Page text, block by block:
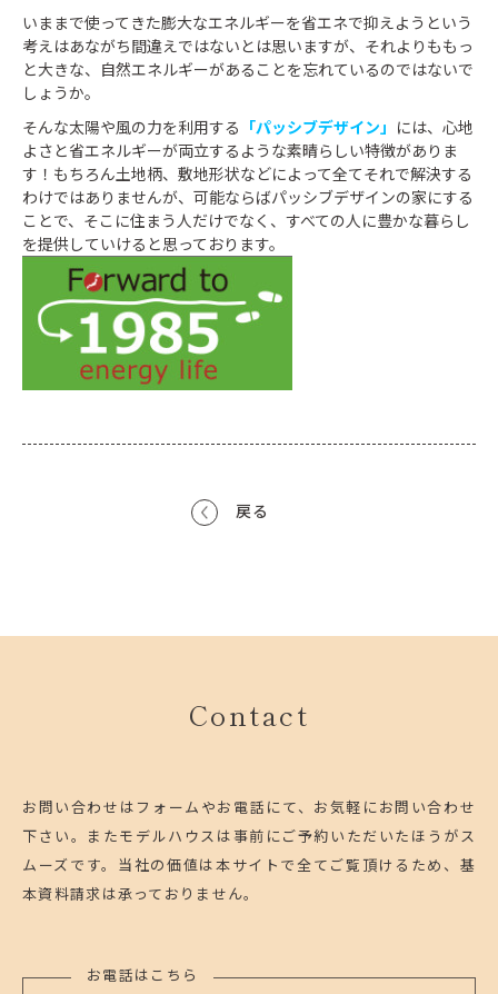
いままで使ってきた膨大なエネルギーを省エネで抑えようという
考えはあながち間違えではないとは思いますが、それよりももっ
と大きな、自然エネルギーがあることを忘れているのではないで
しょうか。
そんな太陽や風の力を利用する 「パッシブデザイン」 には、心地
よさと省エネルギーが両立するような素晴らしい特徴がありま
す！もちろん土地柄、敷地形状などによって全てそれで解決する
わけではありませんが、可能ならばパッシブデザインの家にする
ことで、そこに住まう人だけでなく、すべての人に豊かな暮らし
を提供していけると思っております。
戻る
Contact
お問い合わせはフォームやお電話にて、お気軽にお問い合わせ
下さい。 またモデルハウスは事前にご予約いただいたほうがス
ムーズです。 当社の価値は本サイトで全てご覧頂けるため、基
本資料請求は承っておりません。
お電話はこちら